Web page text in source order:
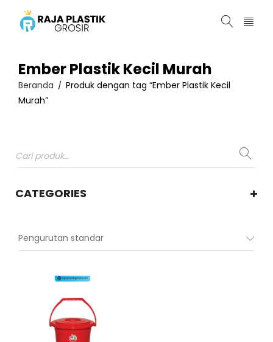
Ember Plastik Kecil Murah
Beranda / Produk dengan tag “Ember Plastik Kecil
Murah”
CATEGORIES
Pengurutan standar